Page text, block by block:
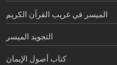
الميسر في غريب القرآن الكريم
التجويد الميسر
كتاب أصول الإيمان